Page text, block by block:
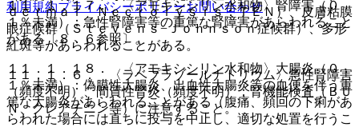
１１．１．１７． 〈アモキシシリン水和物〉腎障害（０．
１％未満）：急性腎障害等の重篤な腎障害があらわれること
がある〔８．６参照〕。
１１．１．１８． 〈アモキシシリン水和物〉大腸炎（０．
１％未満）：偽膜性大腸炎、出血性大腸炎等の血便を伴う重
篤な大腸炎があらわれることがある（腹痛、頻回の下痢があ
らわれた場合には直ちに投与を中止し、適切な処置を行うこ
ｄｅｒｍａｌ Ｎｅｃｒｏｌｙｓｉｓ：ＴＥＮ）、皮膚粘膜
眼症候群（Ｓｔｅｖｅｎｓ−Ｊｏｈｎｓｏｎ症候群）、多形
紅斑等があらわれることがある。
１１．１．６． 〈ラベプラゾールナトリウム〉急性腎障害
（頻度不明）、間質性腎炎（頻度不明）：腎機能検査（ＢＵ
Ｎ、クレアチニン等）に注意すること。
利用規約プライバシーポリシーお問い合わせ